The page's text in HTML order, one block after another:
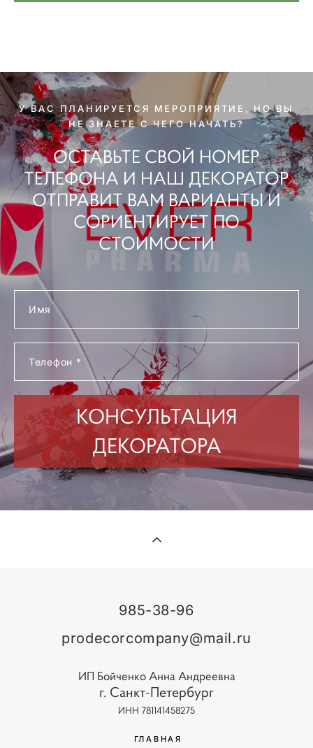
У ВАС ПЛАНИРУЕТСЯ МЕРОПРИЯТИЕ, НО ВЫ
НЕ ЗНАЕТЕ С ЧЕГО НАЧАТЬ?
ОСТАВЬТЕ СВОЙ НОМЕР
ТЕЛЕФОНА И НАШ ДЕКОРАТОР
ОТПРАВИТ ВАМ ВАРИАНТЫ И
СОРИЕНТИРУЕТ ПО
СТОИМОСТИ
Имя
Телефон *
КОНСУЛЬТАЦИЯ
ДЕКОРАТОРА
985-38-96
prodecorcompany@mail.ru
ИП Бойченко Анна Андреевна
г. Санкт-Петербург
ИНН 781141458275
ГЛАВНАЯ